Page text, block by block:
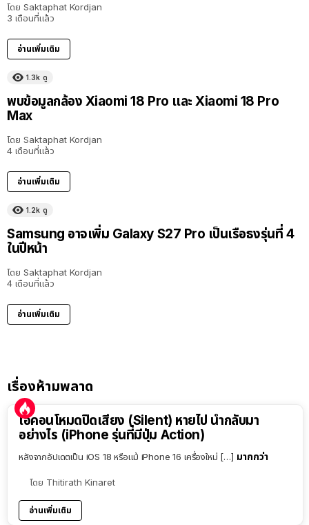
โดย Saktaphat Kordjan
3 เดือนที่แล้ว
อ่านเพิ่มเติม
1.3k ดู
พบข้อมูลกล้อง Xiaomi 18 Pro และ Xiaomi 18 Pro
Max
โดย Saktaphat Kordjan
4 เดือนที่แล้ว
อ่านเพิ่มเติม
1.2k ดู
Samsung อาจเพิ่ม Galaxy S27 Pro เป็นเรือธงรุ่นที่ 4
ในปีหน้า
โดย Saktaphat Kordjan
4 เดือนที่แล้ว
อ่านเพิ่มเติม
เรื่องห้ามพลาด
ไอคอนโหมดปิดเสียง (Silent) หายไป นำกลับมา
อย่างไร (iPhone รุ่นที่มีปุ่ม Action)
หลังจากอัปเดตเป็น iOS 18 หรือแม้ iPhone 16 เครื่องใหม่ […] มากกว่า
โดย Thitirath Kinaret
อ่านเพิ่มเติม